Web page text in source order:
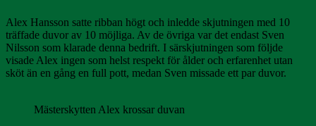
Alex Hansson satte ribban högt och inledde skjutningen med 10
träffade duvor av 10 möjliga. Av de övriga var det endast Sven
Nilsson som klarade denna bedrift. I särskjutningen som följde
visade Alex ingen som helst respekt för ålder och erfarenhet utan
sköt än en gång en full pott, medan Sven missade ett par duvor.
Mästerskytten Alex krossar duvan